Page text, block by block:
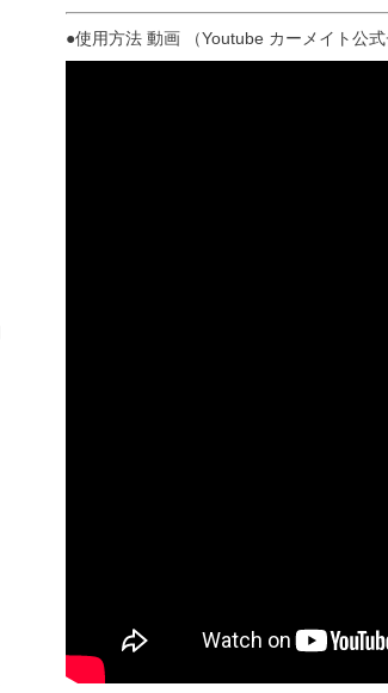
●使用方法 動画 （Youtube カーメイト公式